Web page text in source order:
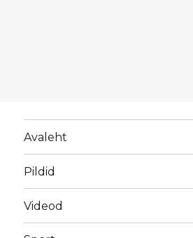
Avaleht
Pildid
Videod